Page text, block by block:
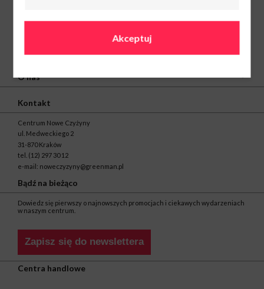
O nas
Kontakt
Centrum Nowe Czyżyny
ul. Medweckiego 2
31-870 Kraków
tel. (12) 297 30 12
e-mail: noweczyzyny@greenman.pl
Bądź na bieżąco
Dowiedz się pierwszy o najnowszych promocjach i ciekawych wydarzeniach
w naszym centrum.
Zapisz się do newslettera
Centra handlowe
Akceptuj